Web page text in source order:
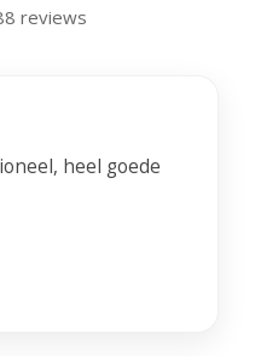
reviews
heel goede